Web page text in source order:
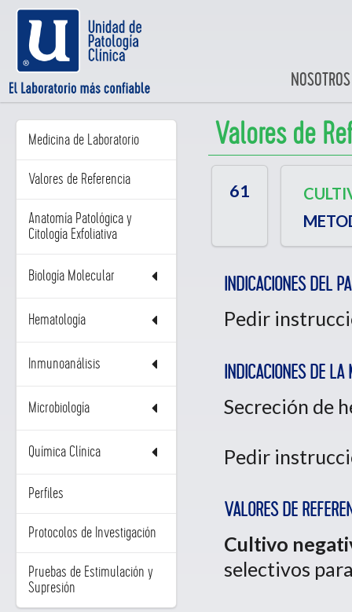
NOSOTROS
Medicina de Laboratorio
Valores de Referencia
Anatomía Patológica y
Citología Exfoliativa
Biología Molecular
Hematología
Inmunoanálisis
Microbiología
Química Clínica
Perfiles
Protocolos de Investigación
Pruebas de Estimulación y
Supresión
Valores de
61
INDICACIONES DEL
Pedir
INDICACIONES DE LA
Secreción de
Pedir
VALORES DE
Cultivo
selectivos